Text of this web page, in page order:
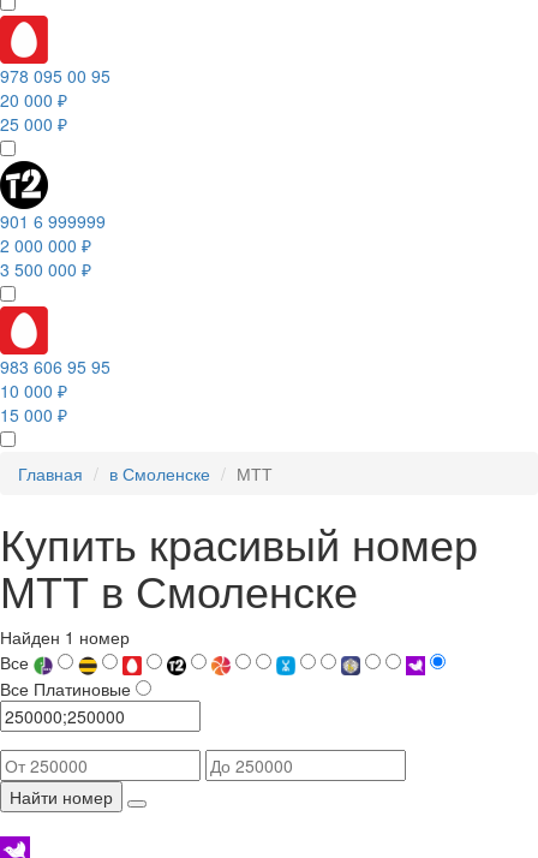
978 095 00 95
20 000 ₽
25 000 ₽
901 6 999999
2 000 000 ₽
3 500 000 ₽
983 606 95 95
10 000 ₽
15 000 ₽
Главная в Смоленске МТТ
Купить красивый номер
МТТ в Смоленске
Найден 1 номер
Все
Все Платиновые
Найти номер